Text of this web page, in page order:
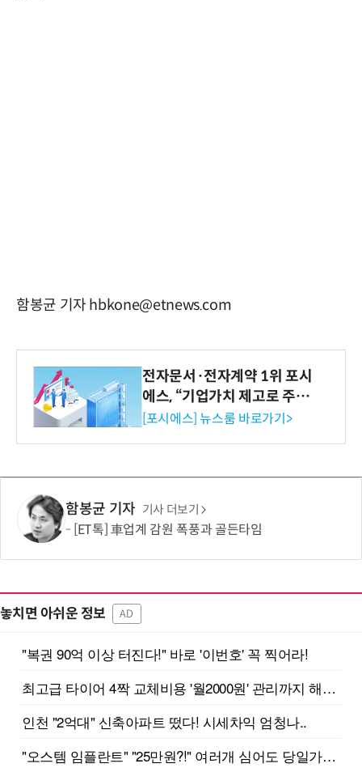
함봉균 기자 hbkone@etnews.com
전자문서·전자계약 1위 포시
에스, “기업가치 제고로 주주
환원 강화” 계획 공시
[포시에스] 뉴스룸 바로가기>
함봉균 기자 기사 더보기
[ET톡] 車업계 감원 폭풍과 골든타임
놓치면 아쉬운 정보 AD